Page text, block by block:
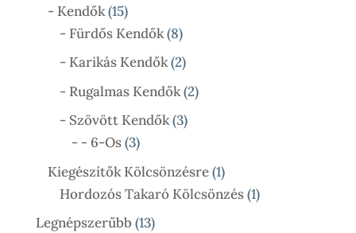
- Kendők 1515
Termék
- Fürdős Kendők 88
Termék
- Karikás Kendők 22
Termék
- Rugalmas Kendők 22
- Szövött Kendők 33
- - 6-Os 33
Termék
Kiegészítők Kölcsönzésre 11
Termék
Hordozós Takaró Kölcsönzés 11
Legnépszerűbb 1313